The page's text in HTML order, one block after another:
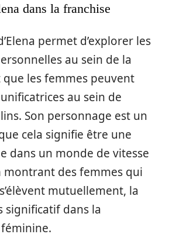
dans la franchise
permet d’explorer les
au sein de la
les femmes peuvent
au sein de
Son personnage est un
cela signifie être une
dans un monde de vitesse
montrant des femmes qui
mutuellement, la
significatif dans la